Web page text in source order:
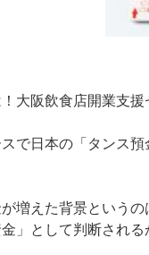
大阪飲食店開業支援
で日本の「タンス
増えた背景という
」として判断される